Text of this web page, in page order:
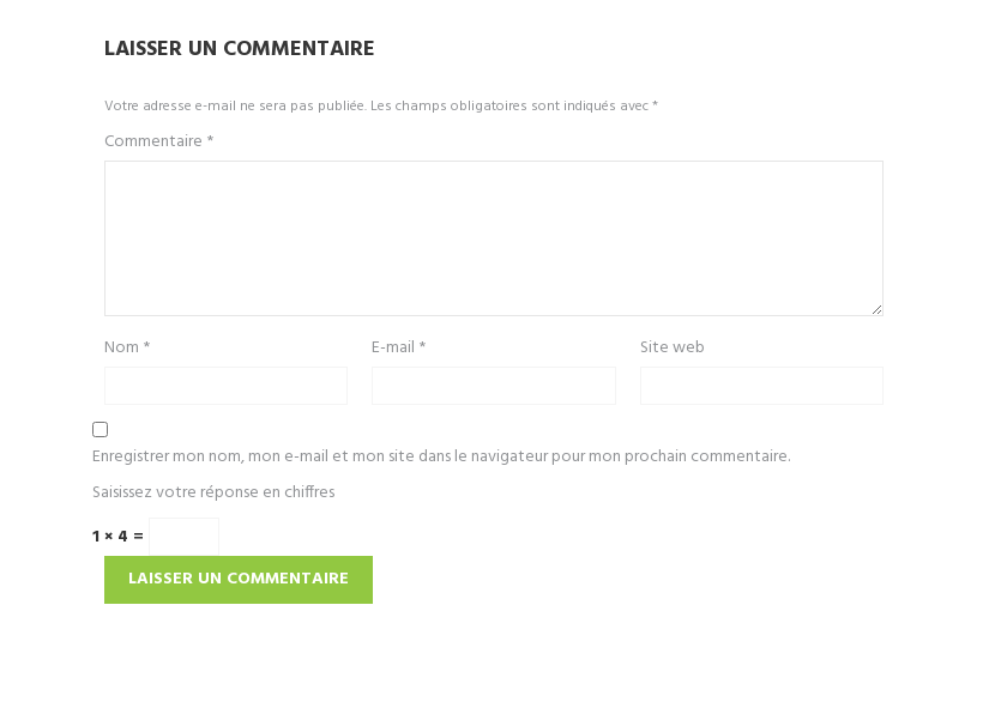
LAISSER UN COMMENTAIRE
Votre adresse e-mail ne sera pas publiée. Les champs obligatoires sont indiqués avec*
Commentaire *
Nom * E-mail * Site web
Enregistrer mon nom, mon e-mail et mon site dans le navigateur pour mon prochain commentaire.
Saisissez votre réponse en chiffres
1 × 4 =